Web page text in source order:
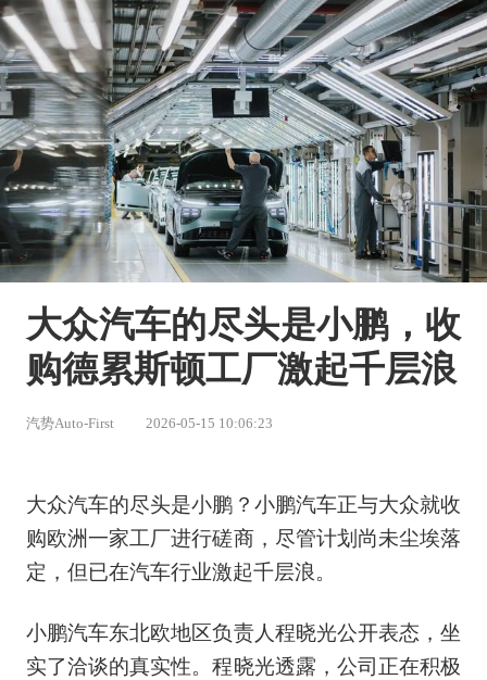
大众汽车的尽头是小鹏，收
购德累斯顿工厂激起千层浪
汽势Auto-First 2026-05-15 10:06:23
大众汽车的尽头是小鹏？小鹏汽车正与大众就收
购欧洲一家工厂进行磋商，尽管计划尚未尘埃落
定，但已在汽车行业激起千层浪。
小鹏汽车东北欧地区负责人程晓光公开表态，坐
实了洽谈的真实性。程晓光透露，公司正在积极